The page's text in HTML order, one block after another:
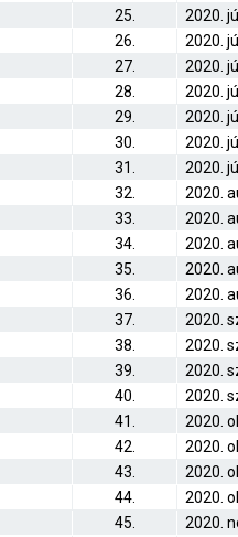
25.
2020.
26.
2020.
27.
2020.
28.
2020.
29.
2020.
30.
2020.
31.
2020.
32.
2020.
33.
2020.
34.
2020.
35.
2020.
36.
2020.
37.
2020.
38.
2020.
39.
2020.
40.
2020.
41.
2020.
42.
2020.
43.
2020.
44.
2020.
45.
2020.